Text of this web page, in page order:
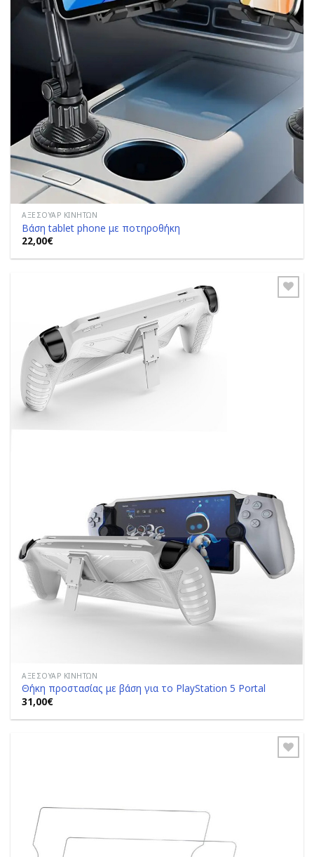
ΑΞΕΣΟΥΆΡ ΚΙΝΗΤΏΝ
Βάση tablet phone με ποτηροθήκη
22,00€
ΑΞΕΣΟΥΆΡ ΚΙΝΗΤΏΝ
Θήκη προστασίας με βάση για το PlayStation 5 Portal
31,00€